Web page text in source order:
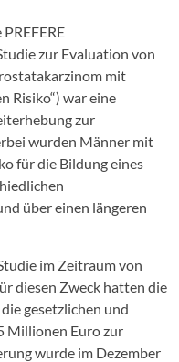
zur Evaluation von
mit
Risiko“) war eine
zur
wurden Männer mit
für die Bildung eines
über einen längeren
im Zeitraum von
diesen Zweck hatten die
gesetzlichen und
Millionen Euro zur
wurde im Dezember